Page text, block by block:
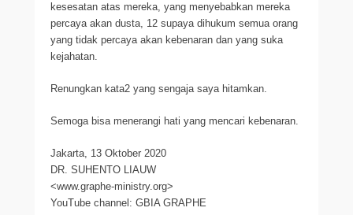
kesesatan atas mereka, yang menyebabkan mereka
percaya akan dusta, 12 supaya dihukum semua orang
yang tidak percaya akan kebenaran dan yang suka
kejahatan.
Renungkan kata2 yang sengaja saya hitamkan.
Semoga bisa menerangi hati yang mencari kebenaran.
Jakarta, 13 Oktober 2020
DR. SUHENTO LIAUW
<www.graphe-ministry.org>
YouTube channel: GBIA GRAPHE